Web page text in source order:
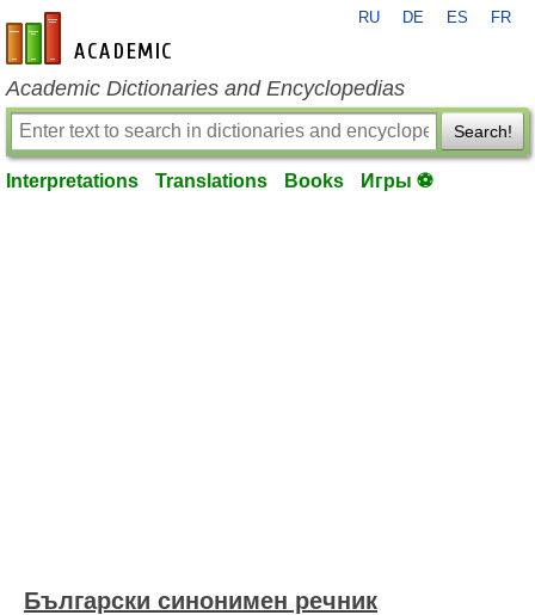
en-academic.com
RU DE ES FR
Academic Dictionaries and Encyclopedias
Search!
Interpretations Translations Books Игры ⚽
Български синонимен речник